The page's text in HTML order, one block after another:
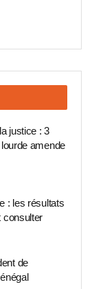
justice : 3
amende
: les résultats
consulter
de